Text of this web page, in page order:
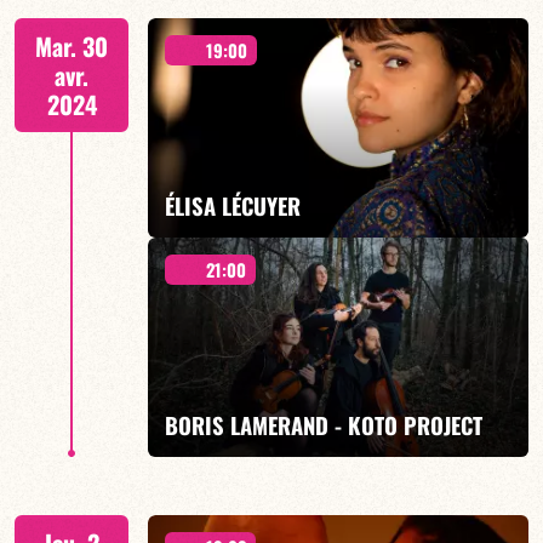
21h00 – Spécial LYLE MAZE
Mar. 30
avr.
2024
19:00
ÉLISA LÉCUYER
Onda Nueva ! Hommage à Aldemaro Romero - 19H00
21:00
BORIS LAMERAND - KOTO PROJECT
Les Enfants d’Icare invitent Léa Castro - 21h00